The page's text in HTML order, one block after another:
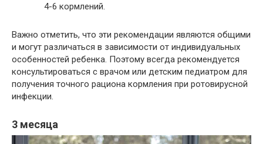
4-6 кормлений.
Важно отметить, что эти рекомендации являются общими
и могут различаться в зависимости от индивидуальных
особенностей ребенка. Поэтому всегда рекомендуется
консультироваться с врачом или детским педиатром для
получения точного рациона кормления при ротовирусной
инфекции.
3 месяца